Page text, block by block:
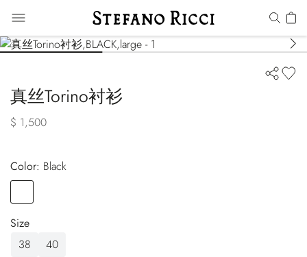
真丝Torino衬衫
$ 1,500
Color:
black
Size
38
40